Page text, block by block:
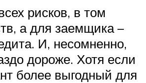
рисков, в том
а для заемщика –
И, несомненно,
дороже. Хотя если
более выгодный для